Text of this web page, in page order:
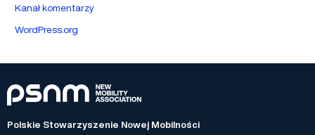
Kanał komentarzy
WordPress.org
Polskie Stowarzyszenie Nowej Mobilności